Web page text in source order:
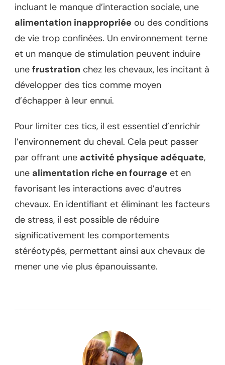
incluant le manque d’interaction sociale, une
alimentation inappropriée ou des conditions
de vie trop confinées. Un environnement terne
et un manque de stimulation peuvent induire
une frustration chez les chevaux, les incitant à
développer des tics comme moyen
d’échapper à leur ennui.
Pour limiter ces tics, il est essentiel d’enrichir
l’environnement du cheval. Cela peut passer
par offrant une activité physique adéquate,
une alimentation riche en fourrage et en
favorisant les interactions avec d’autres
chevaux. En identifiant et éliminant les facteurs
de stress, il est possible de réduire
significativement les comportements
stéréotypés, permettant ainsi aux chevaux de
mener une vie plus épanouissante.